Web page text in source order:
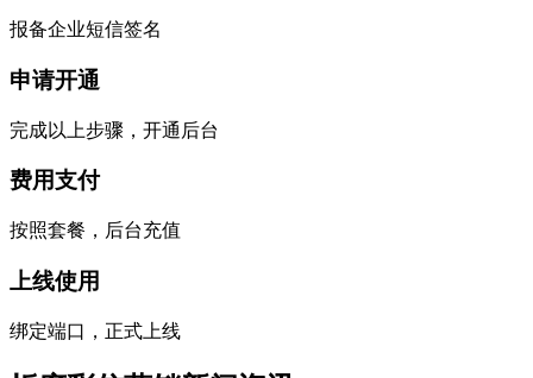
报备企业短信签名
申请开通
完成以上步骤，开通后台
费用支付
按照套餐，后台充值
上线使用
绑定端口，正式上线